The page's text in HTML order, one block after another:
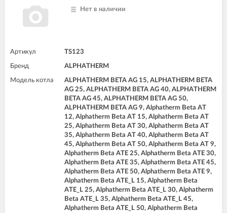
Нет в наличии
Артикул TS123
Бренд ALPHATHERM
Модель котла
ALPHATHERM BETA AG 15, ALPHATHERM BETA
AG 25, ALPHATHERM BETA AG 40, ALPHATHERM
BETA AG 45, ALPHATHERM BETA AG 50,
ALPHATHERM BETA AG 9, Alphatherm Beta AT
12, Alphatherm Beta AT 15, Alphatherm Beta AT
25, Alphatherm Beta AT 30, Alphatherm Beta AT
35, Alphatherm Beta AT 40, Alphatherm Beta AT
45, Alphatherm Beta AT 50, Alphatherm Beta AT 9,
Alphatherm Beta ATE 25, Alphatherm Beta ATE 30,
Alphatherm Beta ATE 35, Alphatherm Beta ATE 45,
Alphatherm Beta ATE 50, Alphatherm Beta ATE 9,
Alphatherm Beta ATE_L 15, Alphatherm Beta
ATE_L 25, Alphatherm Beta ATE_L 30, Alphatherm
Beta ATE_L 35, Alphatherm Beta ATE_L 45,
Alphatherm Beta ATE_L 50, Alphatherm Beta